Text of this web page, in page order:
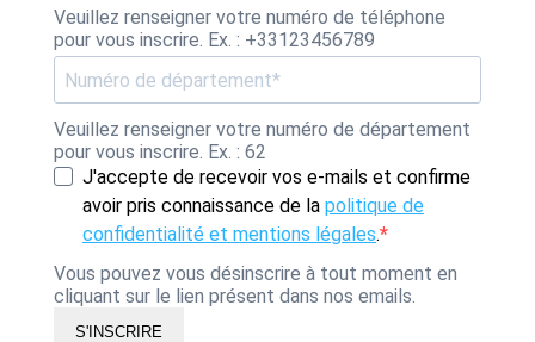
Veuillez renseigner votre numéro de téléphone
pour vous inscrire. Ex. : +33123456789
Veuillez renseigner votre numéro de département
pour vous inscrire. Ex. : 62
J'accepte de recevoir vos e-mails et confirme
avoir pris connaissance de la politique de
confidentialité et mentions légales.
Vous pouvez vous désinscrire à tout moment en
cliquant sur le lien présent dans nos emails.
S'INSCRIRE